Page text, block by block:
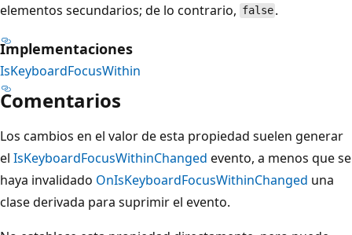
elementos secundarios; de lo contrario, false .
Implementaciones
IsKeyboardFocusWithin
Comentarios
Los cambios en el valor de esta propiedad suelen generar
el IsKeyboardFocusWithinChanged evento, a menos que se
haya invalidado OnIsKeyboardFocusWithinChanged una
clase derivada para suprimir el evento.